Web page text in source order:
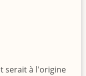
serait à l'origine